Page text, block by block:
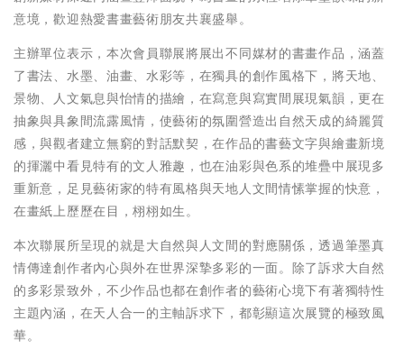
意境，歡迎熱愛書畫藝術朋友共襄盛舉。
主辦單位表示，本次會員聯展將展出不同媒材的書畫作品，涵蓋
了書法、水墨、油畫、水彩等，在獨具的創作風格下，將天地、
景物、人文氣息與怡情的描繪，在寫意與寫實間展現氣韻，更在
抽象與具象間流露風情，使藝術的氛圍營造出自然天成的綺麗質
感，與觀者建立無窮的對話默契，在作品的書藝文字與繪畫新境
的揮灑中看見特有的文人雅趣，也在油彩與色系的堆疊中展現多
重新意，足見藝術家的特有風格與天地人文間情愫掌握的快意，
在畫紙上歷歷在目，栩栩如生。
本次聯展所呈現的就是大自然與人文間的對應關係，透過筆墨真
情傳達創作者內心與外在世界深摯多彩的一面。除了訴求大自然
的多彩景致外，不少作品也都在創作者的藝術心境下有著獨特性
主題內涵，在天人合一的主軸訴求下，都彰顯這次展覽的極致風
華。